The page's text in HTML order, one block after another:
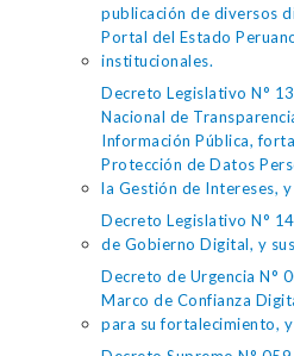
publicación de diversos
Portal del Estado
institucionales.
Decreto Legislativo N°
Nacional de
Información Pública,
Protección de Datos
la Gestión de Intereses,
Decreto Legislativo N°
de Gobierno Digital, y
Decreto de Urgencia N°
Marco de Confianza
para su fortalecimiento,